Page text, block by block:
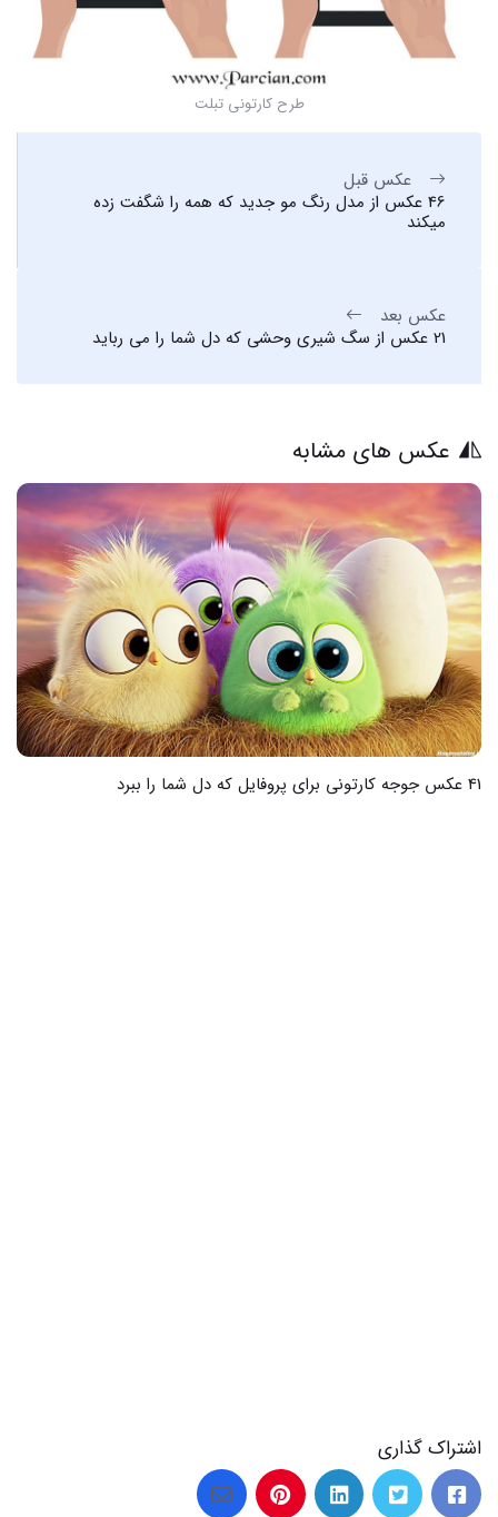
طرح کارتونی تبلت
عکس قبل
46 عکس از مدل رنگ مو جدید که همه را شگفت زده
میکند
عکس بعد
21 عکس از سگ شیری وحشی که دل شما را می رباید
عکس های مشابه
اشتراک گذاری